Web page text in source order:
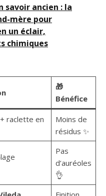
savoir ancien : la
mère pour
un éclair,
chimiques
🎁
Bénéfice
raclette en
Moins de
résidus ✨
Pas
d’auréoles
👌